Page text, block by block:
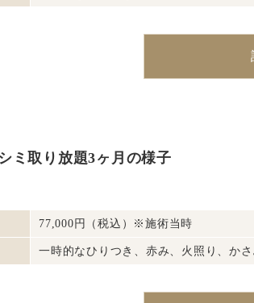
ミ取り放題3ヶ月の様子
77,000円（税込）※施術当時
一時的なひりつき、赤み、火照り、か